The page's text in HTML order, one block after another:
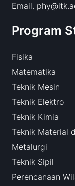
Email.
Program
Fisika
Matematika
Teknik Mesin
Teknik Elektro
Teknik Kimia
Teknik Material
Metalurgi
Teknik Sipil
Perencanaan